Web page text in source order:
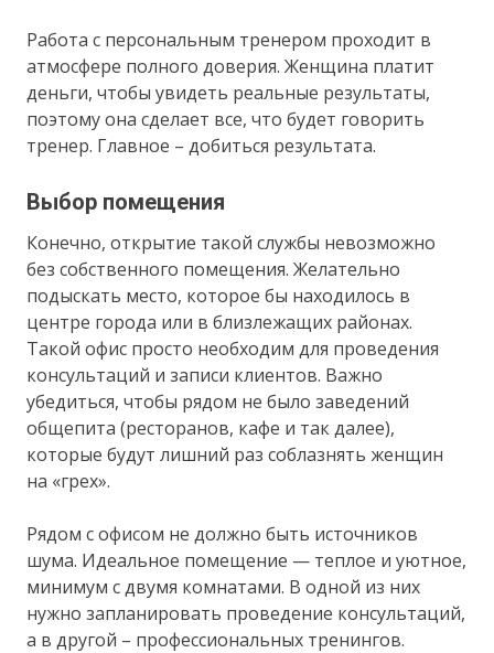
Работа с персональным тренером проходит в
атмосфере полного доверия. Женщина платит
деньги, чтобы увидеть реальные результаты,
поэтому она сделает все, что будет говорить
тренер. Главное – добиться результата.
Выбор помещения
Конечно, открытие такой службы невозможно
без собственного помещения. Желательно
подыскать место, которое бы находилось в
центре города или в близлежащих районах.
Такой офис просто необходим для проведения
консультаций и записи клиентов. Важно
убедиться, чтобы рядом не было заведений
общепита (ресторанов, кафе и так далее),
которые будут лишний раз соблазнять женщин
на «грех».
Рядом с офисом не должно быть источников
шума. Идеальное помещение — теплое и уютное,
минимум с двумя комнатами. В одной из них
нужно запланировать проведение консультаций,
а в другой – профессиональных тренингов.